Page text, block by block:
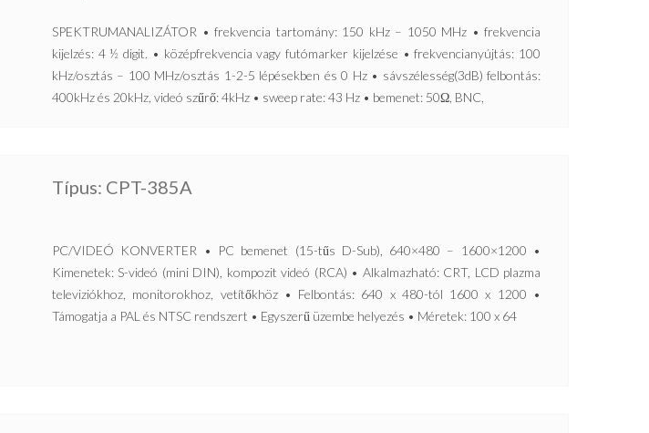
SPEKTRUMANALIZÁTOR • frekvencia tartomány: 150 kHz – 1050 MHz • frekvencia
kijelzés: 4 ½ digit. • középfrekvencia vagy futómarker kijelzése • frekvencianyújtás: 100
kHz/osztás – 100 MHz/osztás 1-2-5 lépésekben és 0 Hz • sávszélesség(3dB) felbontás:
400kHz és 20kHz, videó szűrő: 4kHz • sweep rate: 43 Hz • bemenet: 50Ω, BNC,
Típus: CPT-385A
PC/VIDEÓ KONVERTER • PC bemenet (15-tűs D-Sub), 640×480 – 1600×1200 •
Kimenetek: S-videó (mini DIN), kompozit videó (RCA) • Alkalmazható: CRT, LCD plazma
televiziókhoz, monitorokhoz, vetítőkhöz • Felbontás: 640 x 480-tól 1600 x 1200 •
Támogatja a PAL és NTSC rendszert • Egyszerű üzembe helyezés • Méretek: 100 x 64